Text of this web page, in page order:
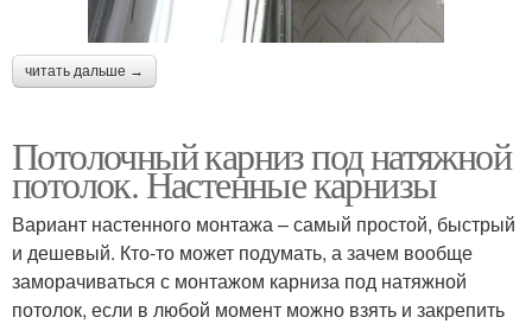
читать дальше →
Потолочный карниз под натяжной
потолок. Настенные карнизы
Вариант настенного монтажа – самый простой, быстрый
и дешевый. Кто-то может подумать, а зачем вообще
заморачиваться с монтажом карниза под натяжной
потолок, если в любой момент можно взять и закрепить